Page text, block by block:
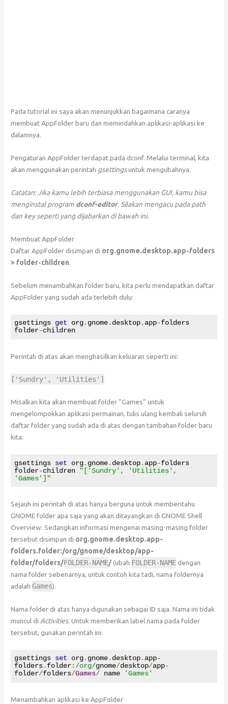
Pada tutorial ini saya akan menunjukkan bagaimana caranya
membuat AppFolder baru dan memindahkan aplikasi-aplikasi ke
dalamnya.
Pengaturan AppFolder terdapat pada dconf. Melalui terminal, kita
akan menggunakan perintah gsettingsuntuk mengubahnya.
Catatan: Jika kamu lebih terbiasa menggunakan GUI, kamu bisa
menginstal program dconf-editor. Silakan mengacu pada path
dan key seperti yang dijabarkan di bawah ini.
Membuat AppFolder
Daftar AppFolder disimpan di org.gnome.desktop.app-folders
> folder-children.
Sebelum menambahkan folder baru, kita perlu mendapatkan daftar
AppFolder yang sudah ada terlebih dulu:
gsettings get org. gnome. desktop. app-folders
folder-children
Perintah di atas akan menghasilkan keluaran seperti ini:
[ 'Sundry' , 'Utilities' ]
Misalkan kita akan membuat folder “Games” untuk
mengelompokkan aplikasi permainan, tulis ulang kembali seluruh
daftar folder yang sudah ada di atas dengan tambahan folder baru
kita:
gsettings set org. gnome. desktop. app-folders
folder-children
"['Sundry', 'Utilities',
'Games']"
Sejauh ini perintah di atas hanya berguna untuk memberitahu
GNOME folder apa saja yang akan ditayangkan di GNOME Shell
Overview. Sedangkan informasi mengenai masing-masing folder
tersebut disimpan di org.gnome.desktop.app-
folders.folder:/org/gnome/desktop/app-
folder/folders/FOLDER-NAME/(ubah FOLDER-NAMEdengan
nama folder sebenarnya, untuk contoh kita tadi, nama foldernya
adalahGames).
Nama folder di atas hanya digunakan sebagai ID saja. Nama ini tidak
muncul di Activities. Untuk memberikan label nama pada folder
tersebut, gunakan perintah ini:
gsettings set org. gnome. desktop. app-
folders. folder: /org/gnome/desktop/app-
folder/folders/Games/ name 'Games'
Menambahkan aplikasi ke AppFolder